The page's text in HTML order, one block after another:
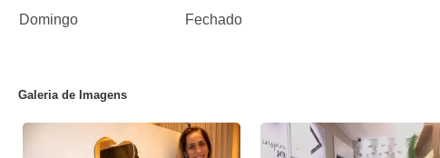
Domingo
Fechado
Galeria de Imagens